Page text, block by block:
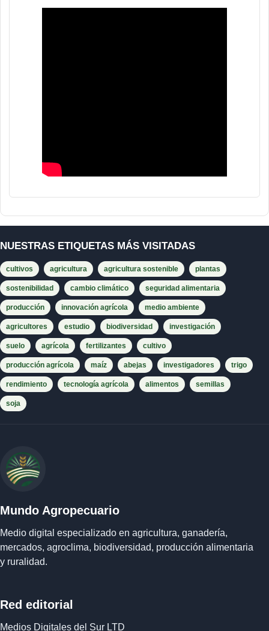
NUESTRAS ETIQUETAS MÁS VISITADAS
cultivos agricultura agricultura sostenible plantas
sostenibilidad cambio climático seguridad alimentaria
producción innovación agrícola medio ambiente
agricultores estudio biodiversidad investigación
suelo agrícola fertilizantes cultivo
producción agrícola maíz abejas investigadores trigo
rendimiento tecnología agrícola alimentos semillas
soja
Mundo Agropecuario
Medio digital especializado en agricultura, ganadería,
mercados, agroclima, biodiversidad, producción alimentaria
y ruralidad.
Red editorial
Medios Digitales del Sur LTD